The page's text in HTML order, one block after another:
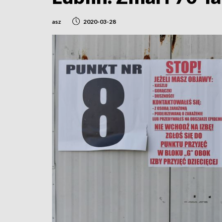
asz 2020-03-28